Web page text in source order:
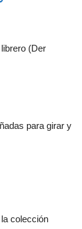
(Der
para girar y
colección